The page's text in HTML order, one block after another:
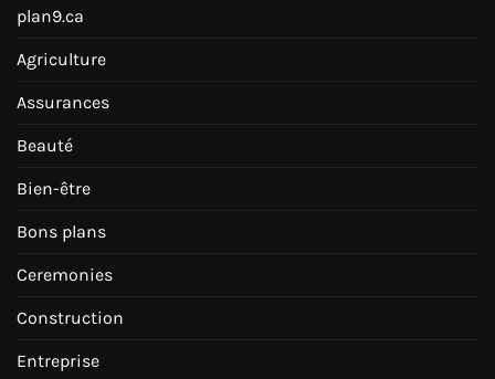
plan9.ca
Agriculture
Assurances
Beauté
Bien-être
Bons plans
Ceremonies
Construction
Entreprise